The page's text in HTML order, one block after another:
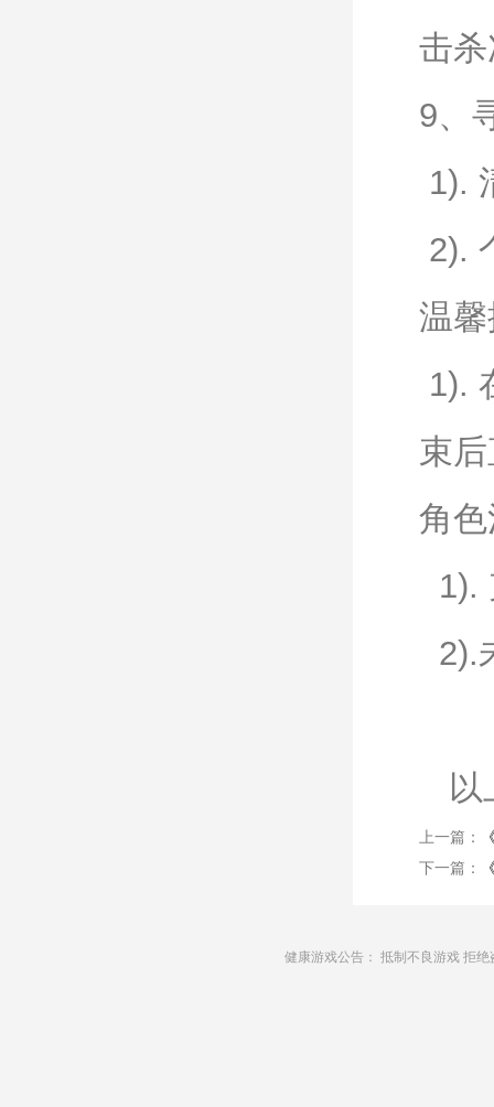
击
9、
1).
2).
温
1).
束
角
1).
2).
以
上一篇：
下一篇：
健康游戏公告： 抵制不良游戏 拒